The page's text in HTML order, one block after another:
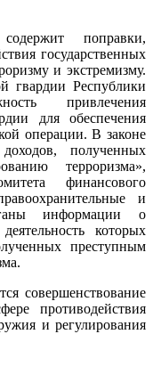
поправки,
государственных
и экстремизму.
гвардии Республики
привлечения
для обеспечения
операции. В законе
полученных
терроризма»,
финансового
и
информации о
которых
преступным
совершенствование
противодействия
и регулирования